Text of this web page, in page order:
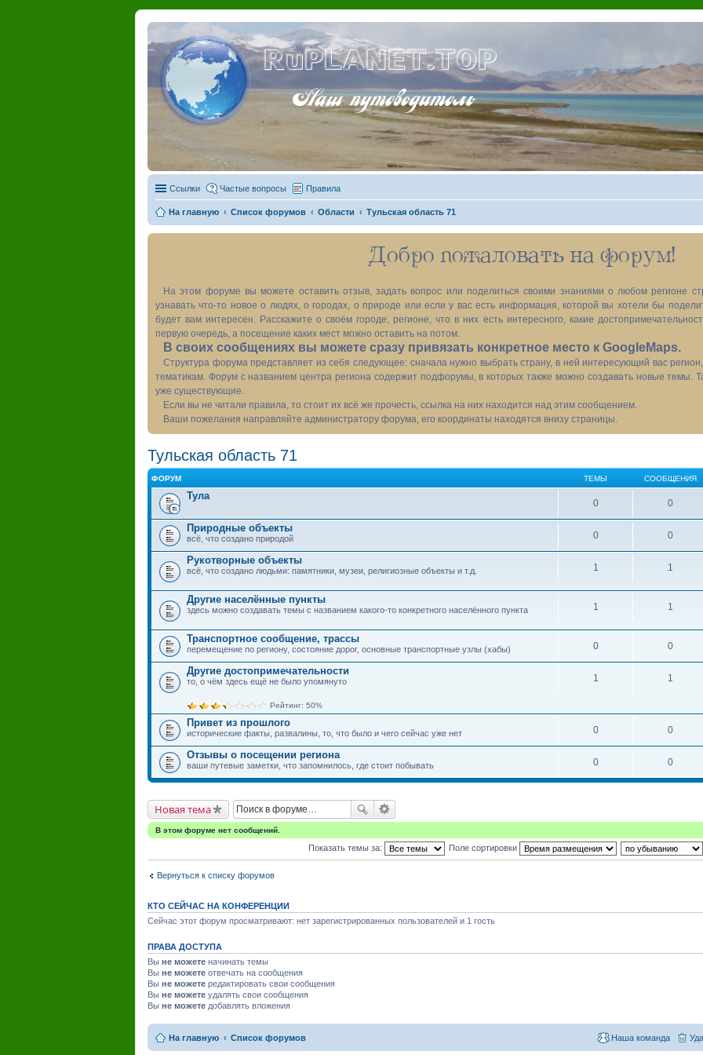
RuPLANET.TOP
Наш путеводитель
Ссылки Частые вопросы Правила
На главную Список форумов Области Тульская область 71
Добро пожаловать на форум!
На этом форуме вы можете оставить отзыв, задать вопрос или поделиться своими знаниями о любом регионе
узнавать что-то новое о людях, о городах, о природе или если у вас есть информация, которой вы хотели бы
будет вам интересен. Расскажите о своём городе, регионе, что в них есть интересного, какие
первую очередь, а посещение каких мест можно оставить на потом.
В своих сообщениях вы можете сразу привязать конкретное место к GoogleMaps.
Структура форума представляет из себя следующее: сначала нужно выбрать страну, в ней интересующий вас
тематикам. Форум с названием центра региона содержит подфорумы, в которых также можно создавать новые темы.
уже существующие.
Если вы не читали правила, то стоит их всё же прочесть, ссылка на них находится над этим сообщением.
Ваши пожелания направляйте администратору форума, его координаты находятся внизу страницы.
Тульская область 71
ФОРУМ ТЕМЫ СООБЩЕНИЯ
Тула
0 0
Природные объекты
всё, что создано природой 0 0
Рукотворные объекты
всё, что создано людьми: памятники, музеи, религиозные объекты и т.д. 1 1
Другие населённые пункты
здесь можно создавать темы с названием какого-то конкретного населённого пункта 1 1
Транспортное сообщение, трассы
перемещение по региону, состояние дорог, основные транспортные узлы (хабы) 0 0
Другие достопримечательности
то, о чём здесь ещё не было упомянуто 1 1
Рейтинг: 50%
Привет из прошлого
исторические факты, развалины, то, что было и чего сейчас уже нет 0 0
Отзывы о посещении региона
ваши путевые заметки, что запомнилось, где стоит побывать 0 0
Новая тема
В этом форуме нет сообщений.
Показать темы за: Поле сортировки
Вернуться к списку форумов
КТО СЕЙЧАС НА КОНФЕРЕНЦИИ
Сейчас этот форум просматривают: нет зарегистрированных пользователей и 1 гость
ПРАВА ДОСТУПА
Вы не можете начинать темы
Вы не можете отвечать на сообщения
Вы не можете редактировать свои сообщения
Вы не можете удалять свои сообщения
Вы не можете добавлять вложения
На главную Список форумов Наша команда